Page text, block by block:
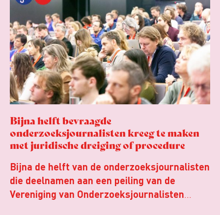
Bijna helft bevraagde
onderzoeksjournalisten kreeg te maken
met juridische dreiging of procedure
Bijna de helft van de onderzoeksjournalisten
die deelnamen aan een peiling van de
Vereniging van Onderzoeksjournalisten